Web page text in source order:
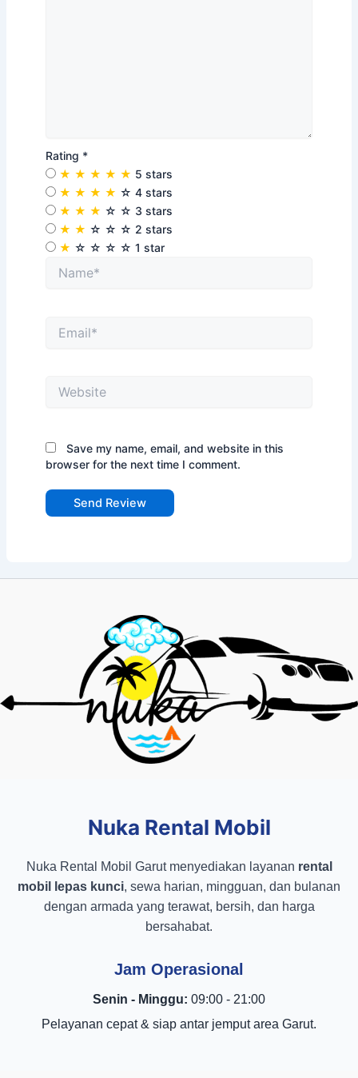
Rating *
★ ★ ★ ★ ★ 5 stars
★ ★ ★ ★ ☆ 4 stars
★ ★ ★ ☆ ☆ 3 stars
★ ★ ☆ ☆ ☆ 2 stars
★ ☆ ☆ ☆ ☆ 1 star
Save my name, email, and website in this
browser for the next time I comment.
Nuka Rental Mobil
Nuka Rental Mobil Garut menyediakan layanan rental
mobil lepas kunci, sewa harian, mingguan, dan bulanan
dengan armada yang terawat, bersih, dan harga
bersahabat.
Jam Operasional
Senin - Minggu: 09:00 - 21:00
Pelayanan cepat & siap antar jemput area Garut.